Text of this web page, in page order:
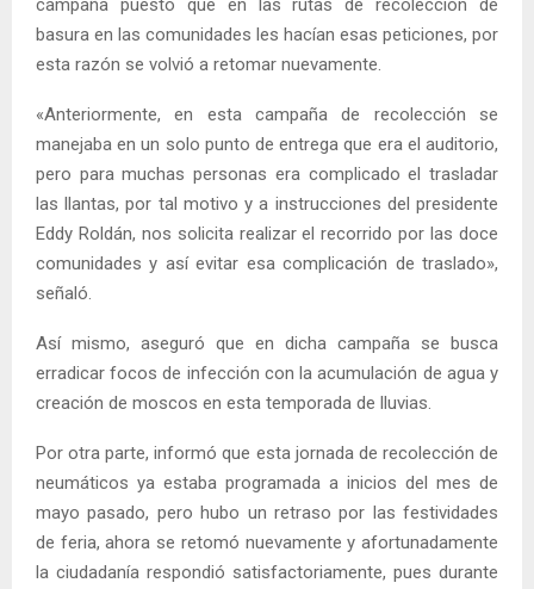
basura en las comunidades les hacían esas peticiones, por
esta razón se volvió a retomar nuevamente.
«Anteriormente, en esta campaña de recolección se
manejaba en un solo punto de entrega que era el auditorio,
pero para muchas personas era complicado el trasladar
las llantas, por tal motivo y a instrucciones del presidente
Eddy Roldán, nos solicita realizar el recorrido por las doce
comunidades y así evitar esa complicación de traslado»,
señaló.
Así mismo, aseguró que en dicha campaña se busca
erradicar focos de infección con la acumulación de agua y
creación de moscos en esta temporada de lluvias.
Por otra parte, informó que esta jornada de recolección de
neumáticos ya estaba programada a inicios del mes de
mayo pasado, pero hubo un retraso por las festividades
de feria, ahora se retomó nuevamente y afortunadamente
la ciudadanía respondió satisfactoriamente, pues durante